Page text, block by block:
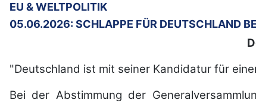
EU & WELTPOLITIK
05.06.2026: SCHLAPPE FÜR DEUTSCHLAND
"Deutschland ist mit seiner Kandidatur für
Bei der Abstimmung der